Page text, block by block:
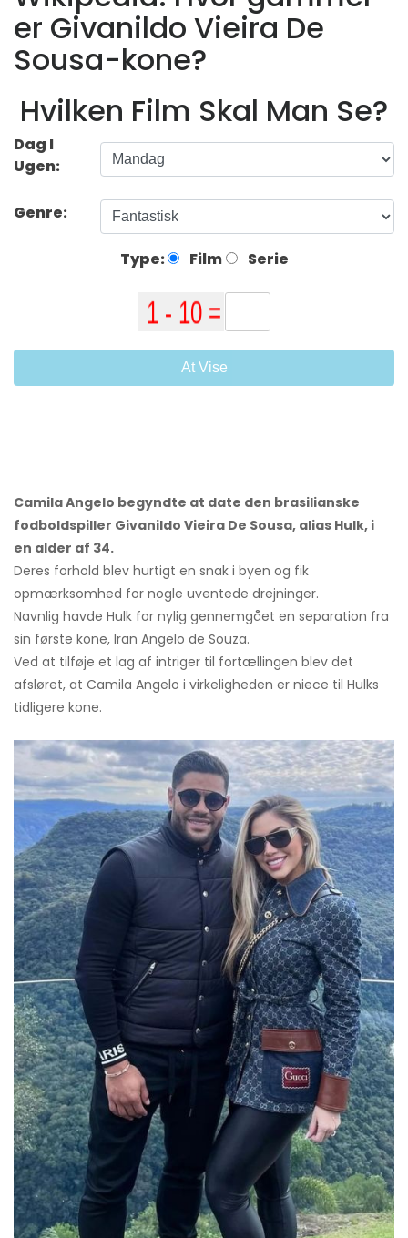
er Givanildo Vieira De
Sousa-kone?
Hvilken Film Skal Man Se?
Dag I
Ugen:
Genre:
Type: Film Serie
At Vise
Camila Angelo begyndte at date den brasilianske
fodboldspiller Givanildo Vieira De Sousa, alias Hulk, i
en alder af 34.
Deres forhold blev hurtigt en snak i byen og fik
opmærksomhed for nogle uventede drejninger.
Navnlig havde Hulk for nylig gennemgået en separation fra
sin første kone, Iran Angelo de Souza.
Ved at tilføje et lag af intriger til fortællingen blev det
afsløret, at Camila Angelo i virkeligheden er niece til Hulks
tidligere kone.